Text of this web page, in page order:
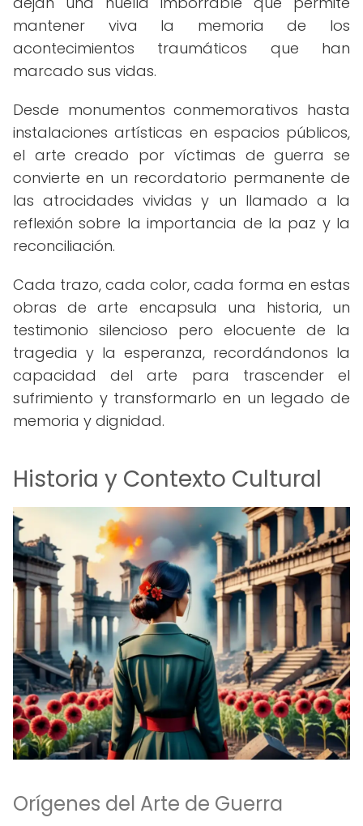
mantener viva la memoria de los
acontecimientos traumáticos que han
marcado sus vidas.
Desde monumentos conmemorativos hasta
instalaciones artísticas en espacios públicos,
el arte creado por víctimas de guerra se
convierte en un recordatorio permanente de
las atrocidades vividas y un llamado a la
reflexión sobre la importancia de la paz y la
reconciliación.
Cada trazo, cada color, cada forma en estas
obras de arte encapsula una historia, un
testimonio silencioso pero elocuente de la
tragedia y la esperanza, recordándonos la
capacidad del arte para trascender el
sufrimiento y transformarlo en un legado de
memoria y dignidad.
Historia y Contexto Cultural
Orígenes del Arte de Guerra